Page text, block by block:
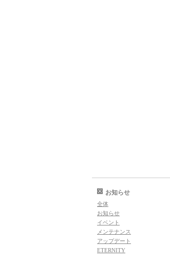
お知らせ
全体
お知らせ
イベント
メンテナンス
アップデート
ETERNITY